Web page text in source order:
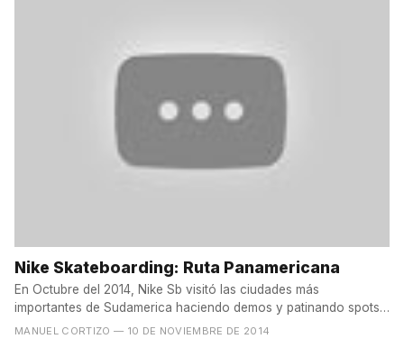
Nike Skateboarding: Ruta Panamericana
En Octubre del 2014, Nike Sb visitó las ciudades más
importantes de Sudamerica haciendo demos y patinando spots.
En...
MANUEL CORTIZO — 10 DE NOVIEMBRE DE 2014